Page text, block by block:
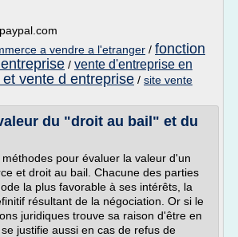
a vendre a l'etranger / fonction
/ vente d'entreprise en
vente d entreprise / site vente
du "droit au bail" et du
pour évaluer la valeur d'un
et droit au bail. Chacune des parties
la plus favorable à ses intérêts, la
résultant de la négociation. Or si le
juridiques trouve sa raison d'être en
justifie aussi en cas de refus de